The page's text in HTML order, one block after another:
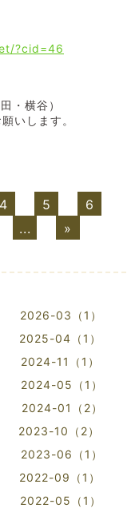
?cid=46
横谷）
いします。
4 5
6
... »
2026-03（1）
2025-04（1）
2024-11（1）
2024-05（1）
2024-01（2）
2023-10（2）
2023-06（1）
2022-09（1）
2022-05（1）